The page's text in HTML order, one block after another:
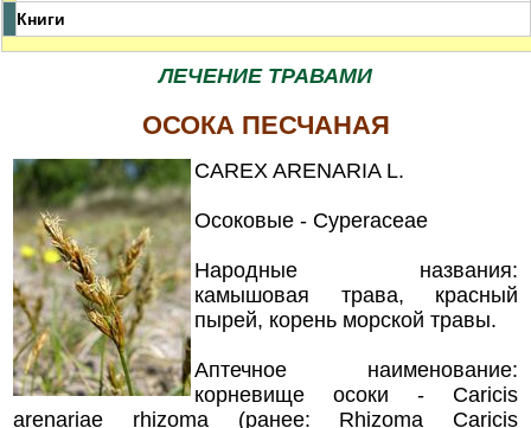
Книги
ЛЕЧЕНИЕ ТРАВАМИ
ОСОКА ПЕСЧАНАЯ
CAREX ARENARIA L.
Осоковые - Cyperaceae
Народные названия:
камышовая трава, красный
пырей, корень морской травы.
Аптечное наименование:
корневище осоки - Caricis
arenariae rhizoma (ранее: Rhizoma Caricis